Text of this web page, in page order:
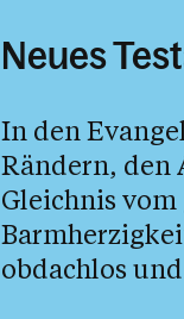
Neues
In den
Rändern, den
Gleichnis vom
obdachlos